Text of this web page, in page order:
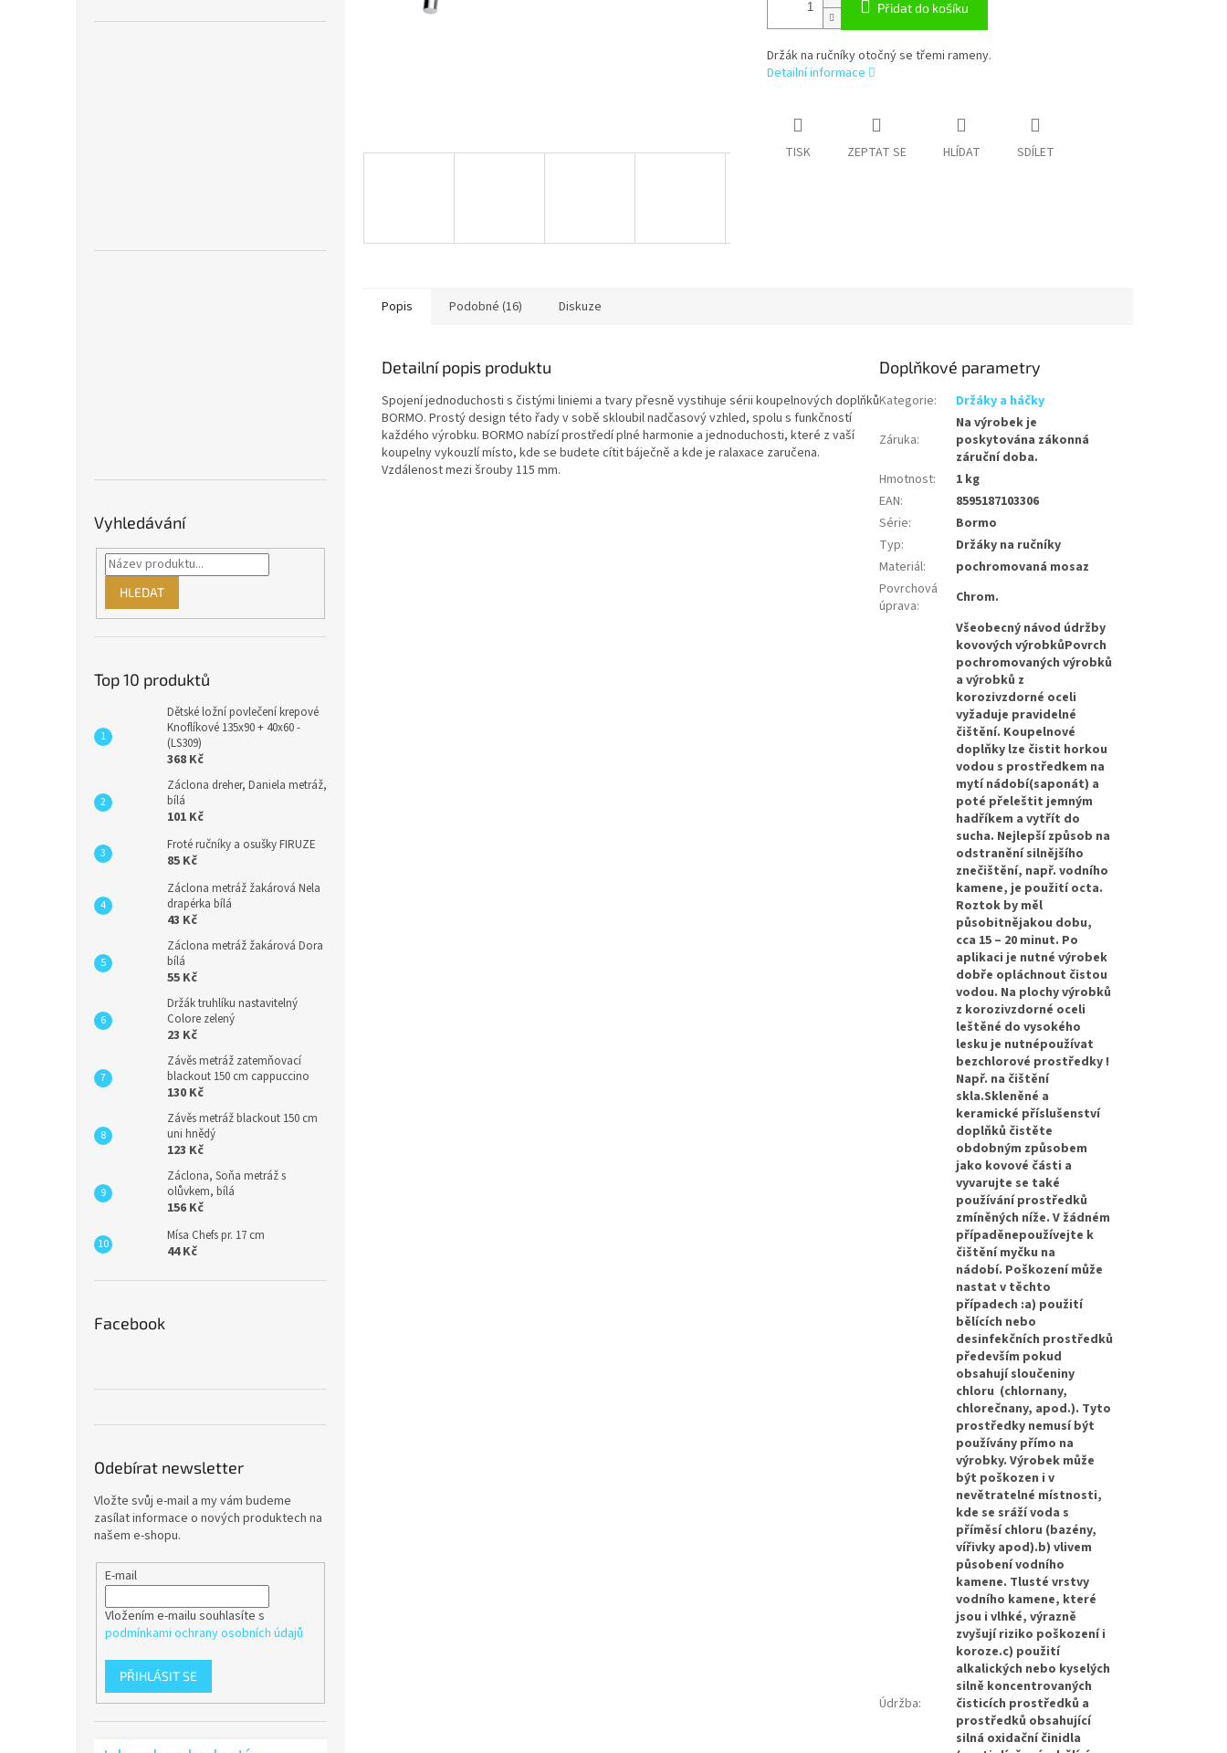
Vyhledávání
HLEDAT
Top 10 produktů
Dětské ložní povlečení krepové
Knoflíkové 135x90 + 40x60 -
(LS309)
368 Kč
Záclona dreher, Daniela metráž,
bílá
101 Kč
Froté ručníky a osušky FIRUZE
85 Kč
Záclona metráž žakárová Nela
drapérka bílá
43 Kč
Záclona metráž žakárová Dora
bílá
55 Kč
Držák truhlíku nastavitelný
Colore zelený
23 Kč
Závěs metráž zatemňovací
blackout 150 cm cappuccino
130 Kč
Závěs metráž blackout 150 cm
uni hnědý
123 Kč
Záclona, Soňa metráž s
olůvkem, bílá
156 Kč
Mísa Chefs pr. 17 cm
44 Kč
Facebook
Odebírat newsletter
Vložte svůj e-mail a my vám budeme
zasílat informace o nových produktech na
našem e-shopu.
E-mail
Vložením e-mailu souhlasíte s
podmínkami ochrany osobních údajů
PŘIHLÁSIT SE
Přidat do košíku
Držák na ručníky otočný se třemi rameny.
Detailní informace
TISK ZEPTAT SE HLÍDAT SDÍLET
Popis Podobné (16) Diskuze
Detailní popis produktu
Spojení jednoduchosti s čistými liniemi a tvary přesně vystihuje sérii koupelnových doplňků
BORMO. Prostý design této řady v sobě skloubil nadčasový vzhled, spolu s funkčností
každého výrobku. BORMO nabízí prostředí plné harmonie a jednoduchosti, které z vaší
koupelny vykouzlí místo, kde se budete cítit báječně a kde je ralaxace zaručena.
Vzdálenost mezi šrouby 115 mm.
Doplňkové parametry
Kategorie: Držáky a háčky
Záruka:
Na výrobek je
poskytována zákonná
záruční doba.
Hmotnost:
1 kg
EAN:
8595187103306
Série:
Bormo
Typ:
Držáky na ručníky
Materiál:
pochromovaná mosaz
Povrchová
úprava: Chrom.
Údržba:
Všeobecný návod údržby
kovových výrobkůPovrch
pochromovaných výrobků
a výrobků z
korozivzdorné oceli
vyžaduje pravidelné
čištění. Koupelnové
doplňky lze čistit horkou
vodou s prostředkem na
mytí nádobí(saponát) a
poté přeleštit jemným
hadříkem a vytřít do
sucha. Nejlepší způsob na
odstranění silnějšího
znečištění, např. vodního
kamene, je použití octa.
Roztok by měl
působitnějakou dobu,
cca 15 – 20 minut. Po
aplikaci je nutné výrobek
dobře opláchnout čistou
vodou. Na plochy výrobků
z korozivzdorné oceli
leštěné do vysokého
lesku je nutnépoužívat
bezchlorové prostředky !
Např. na čištění
skla.Skleněné a
keramické příslušenství
doplňků čistěte
obdobným způsobem
jako kovové části a
vyvarujte se také
používání prostředků
zmíněných níže. V žádném
případěnepoužívejte k
čištění myčku na
nádobí. Poškození může
nastat v těchto
případech :a) použití
bělících nebo
desinfekčních prostředků
především pokud
obsahují sloučeniny
chloru (chlornany,
chlorečnany, apod.). Tyto
prostředky nemusí být
používány přímo na
výrobky. Výrobek může
být poškozen i v
nevětratelné místnosti,
kde se sráží voda s
příměsí chloru (bazény,
vířivky apod).b) vlivem
působení vodního
kamene. Tlusté vrstvy
vodního kamene, které
jsou i vlhké, výrazně
zvyšují riziko poškození i
koroze.c) použití
alkalických nebo kyselých
silně koncentrovaných
čisticích prostředků a
prostředků obsahující
silná oxidační činidla